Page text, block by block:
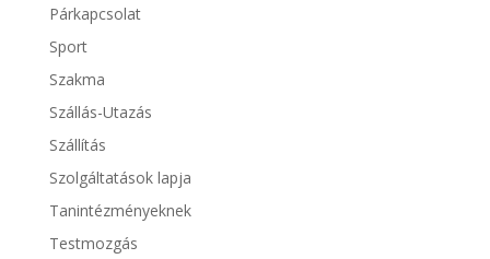
Párkapcsolat
Sport
Szakma
Szállás-Utazás
Szállítás
Szolgáltatások lapja
Tanintézményeknek
Testmozgás